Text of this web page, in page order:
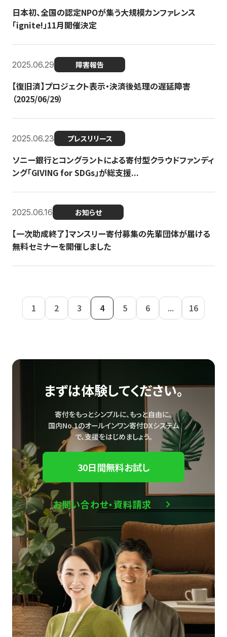
日本初、全国の認定NPOが集う大規模カンファレンス
「ignite!」11月開催決定
2025.06.29 障害報告
【復旧済】プロジェクト表示・決済後処理の遅延障害
（2025/06/29）
2025.06.23 プレスリリース
ソニー銀行とコングラントによる寄付型クラウドファンディ
ング「GIVING for SDGs」が総支援...
2025.06.16 お知らせ
【一次助成終了】マンスリー寄付募集の先輩団体が届ける
無料セミナーを開催しました
1 2 3 4 5 6 ... 16
まずは体験してください。
寄付をもっとシンプルに、もっと自由に。
国内No.1のオールインワン寄付DXシステム
で、支援をはじめましょう。
30日間無料お試し
お問い合わせ・資料請求